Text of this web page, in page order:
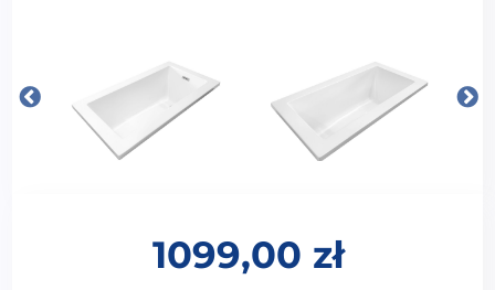
1099,00 zł